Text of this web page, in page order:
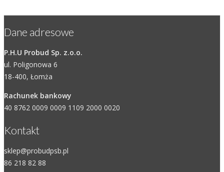
Dane adresowe
P.H.U Probud Sp. z.o.o.
ul. Poligonowa 6
18-400, Łomża
Rachunek bankowy
40 8762 0009 0009 1109 2000 0020
Kontakt
sklep@probudpsb.pl
86 218 82 88